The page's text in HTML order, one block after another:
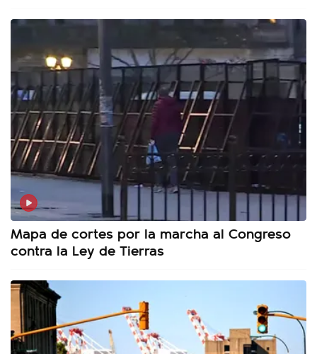
Mapa de cortes por la marcha al Congreso
contra la Ley de Tierras